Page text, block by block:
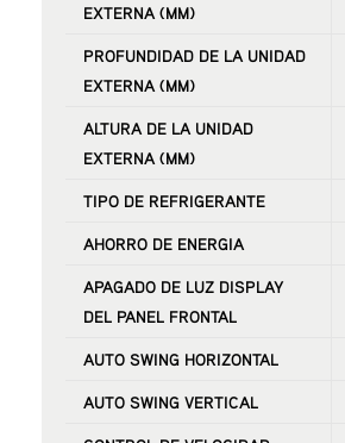
EXTERNA (MM)
PROFUNDIDAD DE LA UNIDAD
EXTERNA (MM)
ALTURA DE LA UNIDAD
EXTERNA (MM)
TIPO DE REFRIGERANTE
AHORRO DE ENERGIA
APAGADO DE LUZ DISPLAY
DEL PANEL FRONTAL
AUTO SWING HORIZONTAL
AUTO SWING VERTICAL